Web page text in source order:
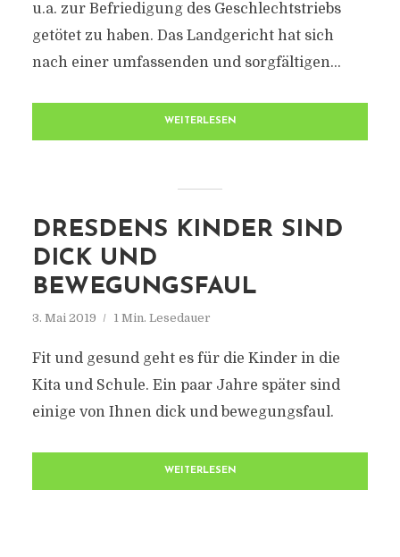
u.a. zur Befriedigung des Geschlechtstriebs
getötet zu haben. Das Landgericht hat sich
nach einer umfassenden und sorgfältigen...
WEITERLESEN
DRESDENS KINDER SIND
DICK UND
BEWEGUNGSFAUL
3. Mai 2019 1 Min. Lesedauer
Fit und gesund geht es für die Kinder in die
Kita und Schule. Ein paar Jahre später sind
einige von Ihnen dick und bewegungsfaul.
WEITERLESEN